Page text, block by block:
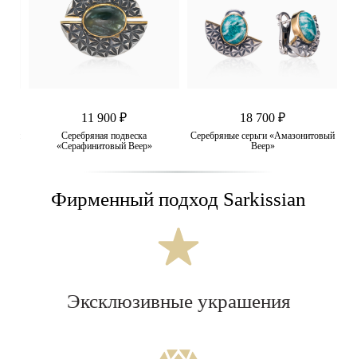
11 900 ₽
Серебряная подвеска
«Серафинитовый Веер»
18 700 ₽
Серебряные серьги «Амазонитовый
Веер»
Фирменный подход Sarkissian
Эксклюзивные украшения